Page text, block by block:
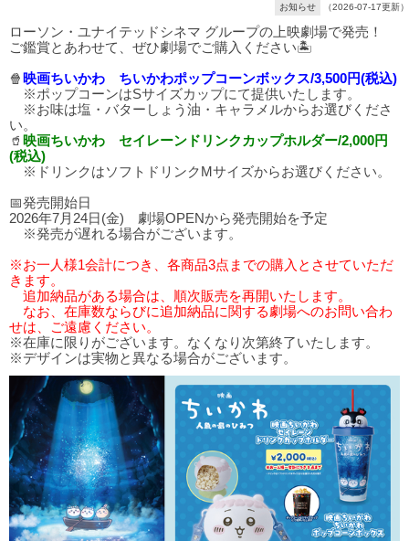
お知らせ （2026-07-17更新）
ローソン・ユナイテッドシネマ グループの上映劇場で発売！
ご鑑賞とあわせて、ぜひ劇場でご購入ください🏝️
🍿 映画ちいかわ ちいかわポップコーンボックス/3,500円(税込)
※ポップコーンはSサイズカップにて提供いたします。
※お味は塩・バターしょう油・キャラメルからお選びくださ
い。
🥤 映画ちいかわ セイレーンドリンクカップホルダー/2,000円
(税込)
※ドリンクはソフトドリンクMサイズからお選びください。
📅発売開始日
2026年7月24日(金) 劇場OPENから発売開始を予定
※発売が遅れる場合がございます。
※お一人様1会計につき、各商品3点までの購入とさせていただ
きます。
追加納品がある場合は、順次販売を再開いたします。
なお、在庫数ならびに追加納品に関する劇場へのお問い合わ
せは、ご遠慮ください。
※在庫に限りがございます。なくなり次第終了いたします。
※デザインは実物と異なる場合がございます。